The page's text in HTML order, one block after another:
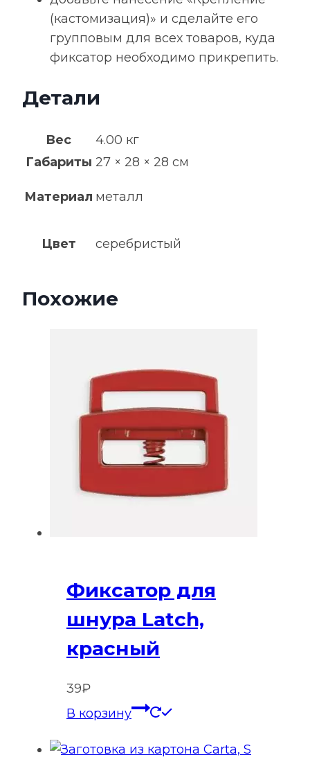
(кастомизация)» и сделайте его
групповым для всех товаров, куда
фиксатор необходимо прикрепить.
Детали
Вес
4.00 кг
Габариты 27 × 28 × 28 см
Материал металл
Цвет серебристый
Похожие
Фиксатор для
шнура Latch,
красный
39₽
В корзину